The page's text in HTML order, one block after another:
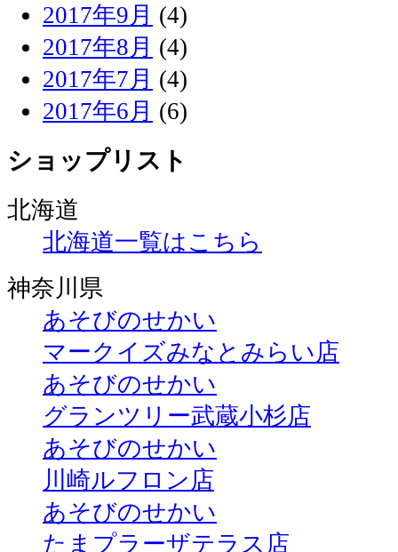
2017年9月 (4)
2017年8月 (4)
2017年7月 (4)
2017年6月 (6)
ショップリスト
北海道
北海道一覧はこちら
神奈川県
あそびのせかい
マークイズみなとみらい店
あそびのせかい
グランツリー武蔵小杉店
あそびのせかい
川崎ルフロン店
あそびのせかい
たまプラーザテラス店